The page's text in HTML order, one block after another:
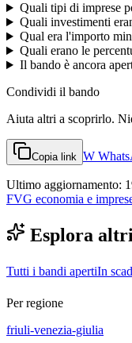
Quali tipi di imprese
Quali investimenti
Qual era l'importo
Quali erano le
Il bando è ancora
Condividi il bando
Aiuta altri a scoprirlo.
Copia link W
Ultimo aggiornamento:
FVG economia e
Esplora
Tutti i bandi apertiIn
Per regione
friuli-venezia-giulia